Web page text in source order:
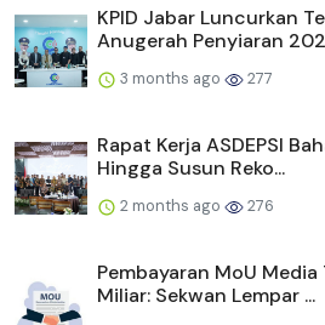
KPID Jabar Luncurkan
Anugerah Penyiaran
3 months ago 277
Rapat Kerja ASDEPSI
Hingga Susun Reko...
2 months ago 276
Pembayaran MoU Media
Miliar: Sekwan Lempar ...